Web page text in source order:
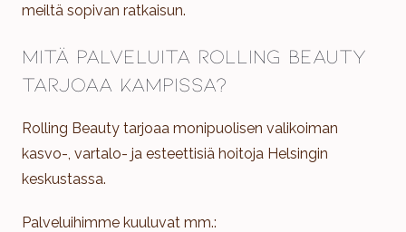
meiltä sopivan ratkaisun.
Mitä palveluita Rolling Beauty
tarjoaa Kampissa?
Rolling Beauty tarjoaa monipuolisen valikoiman
kasvo-, vartalo- ja esteettisiä hoitoja Helsingin
keskustassa.
Palveluihimme kuuluvat mm.: